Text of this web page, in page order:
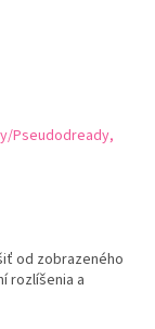
Pseudodready,
od zobrazeného
rozlíšenia a